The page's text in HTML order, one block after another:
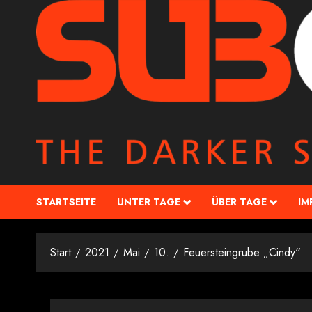
STARTSEITE UNTER TAGE ÜBER TAGE
Start 2021 Mai 10. Feuersteingrube „Cindy“